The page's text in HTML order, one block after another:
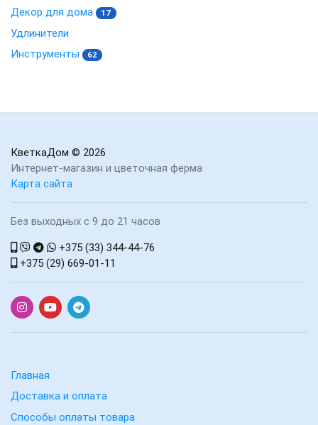
Декор для дома 17
Удлинители
Инструменты
62
КветкаДом © 2026
Интернет-магазин и цветочная ферма
Карта сайта
Без выходных с 9 до 21 часов
+375 (33) 344-44-76
+375 (29) 669-01-11
Главная
Доставка и оплата
Способы оплаты товара